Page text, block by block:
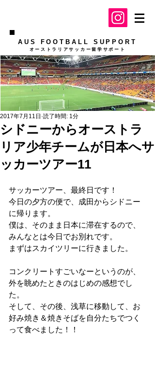
AUS FOOTBALL SUPPORT
​オーストラリアサッカー留学サポート
シドニーからオーストラ
リア少年チームが日本へサ
ッカーツアー11
2017年7月11日 読了時間: 1分
サッカーツアー、最終日です！
今日の夕方の便で、成田からシドニー
に帰ります。
僕は、そのまま日本に滞在するので、
みんなとは今日でお別れです。
まずはスカイツリーに行きました。
コンクリートすごいなーというのが、
外を眺めたときのはじめの感想でし
た。
そして、その後、浅草に移動して、お
好み焼き＆焼きそばを自分たちでつく
って食べました！！